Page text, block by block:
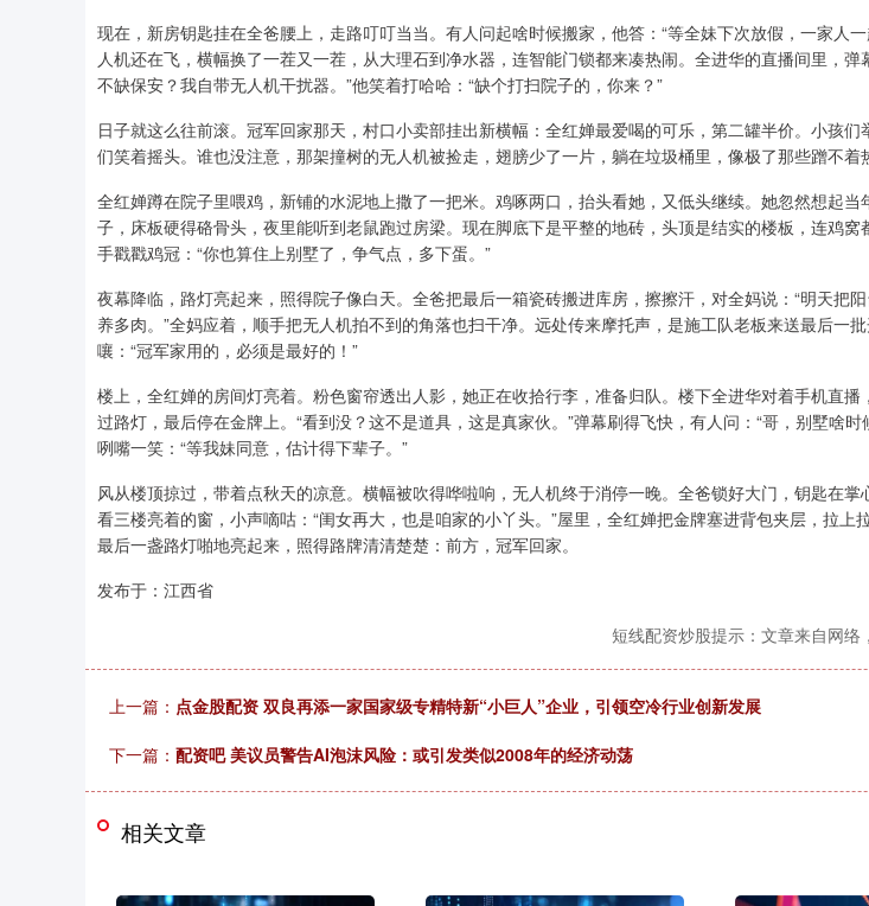
现在，新房钥匙挂在全爸腰上，走路叮叮当当。有人问起啥时候搬家，他答：“等全妹下次放假，一家人
人机还在飞，横幅换了一茬又一茬，从大理石到净水器，连智能门锁都来凑热闹。全进华的直播间里，弹
不缺保安？我自带无人机干扰器。”他笑着打哈哈：“缺个打扫院子的，你来？”
日子就这么往前滚。冠军回家那天，村口小卖部挂出新横幅：全红婵最爱喝的可乐，第二罐半价。小孩们
们笑着摇头。谁也没注意，那架撞树的无人机被捡走，翅膀少了一片，躺在垃圾桶里，像极了那些蹭不着
全红婵蹲在院子里喂鸡，新铺的水泥地上撒了一把米。鸡啄两口，抬头看她，又低头继续。她忽然想起当
子，床板硬得硌骨头，夜里能听到老鼠跑过房梁。现在脚底下是平整的地砖，头顶是结实的楼板，连鸡窝
手戳戳鸡冠：“你也算住上别墅了，争气点，多下蛋。”
夜幕降临，路灯亮起来，照得院子像白天。全爸把最后一箱瓷砖搬进库房，擦擦汗，对全妈说：“明天把
养多肉。”全妈应着，顺手把无人机拍不到的角落也扫干净。远处传来摩托声，是施工队老板来送最后一
嚷：“冠军家用的，必须是最好的！”
楼上，全红婵的房间灯亮着。粉色窗帘透出人影，她正在收拾行李，准备归队。楼下全进华对着手机直播
过路灯，最后停在金牌上。“看到没？这不是道具，这是真家伙。”弹幕刷得飞快，有人问：“哥，别墅啥时
咧嘴一笑：“等我妹同意，估计得下辈子。”
风从楼顶掠过，带着点秋天的凉意。横幅被吹得哗啦响，无人机终于消停一晚。全爸锁好大门，钥匙在掌
看三楼亮着的窗，小声嘀咕：“闺女再大，也是咱家的小丫头。”屋里，全红婵把金牌塞进背包夹层，拉上
最后一盏路灯啪地亮起来，照得路牌清清楚楚：前方，冠军回家。
发布于：江西省
短线配资炒股提示：文章来自网络
上一篇： 点金股配资 双良再添一家国家级专精特新“小巨人”企业，引领空冷行业创新发展
下一篇： 配资吧 美议员警告AI泡沫风险：或引发类似2008年的经济动荡
相关文章